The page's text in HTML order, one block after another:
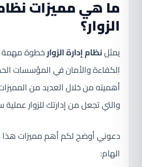
ما هي مميزات
الزوار؟
يمثلنظام إدارة الزوارخطوة مهمة
الكفاءة والأمان في المؤسسات
أهميته من خلال العديد من
والتي تجعل من إدارتك للزوار
دعوني أوضح لكم أهم مميزات هذا
الهام: